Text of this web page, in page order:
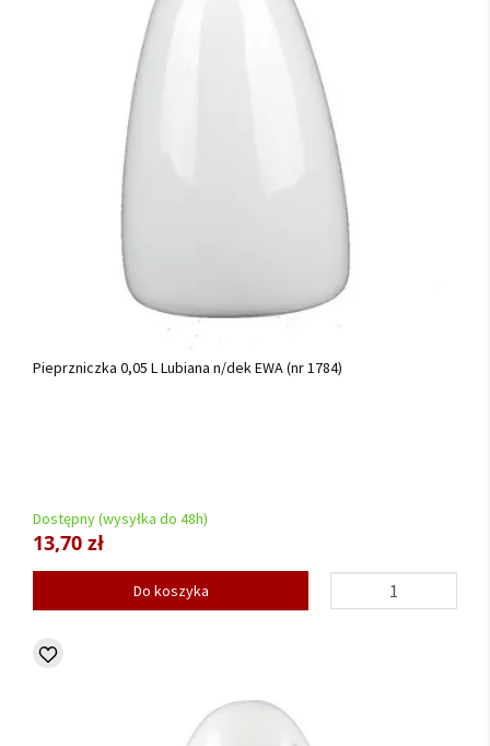
Pieprzniczka 0,05 L Lubiana n/dek EWA (nr 1784)
Dostępny (wysyłka do 48h)
13,70 zł
Do koszyka